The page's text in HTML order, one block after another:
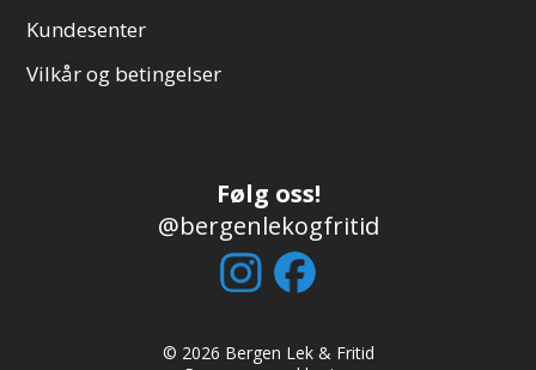
Kundesenter
Vilkår og betingelser
Følg oss!
@bergenlekogfritid
© 2026 Bergen Lek & Fritid